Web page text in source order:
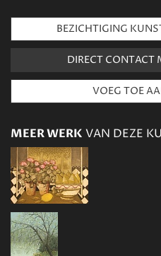
BEZICHTIGING
DIRECT CONTACT
MEER WERK VAN DEZE